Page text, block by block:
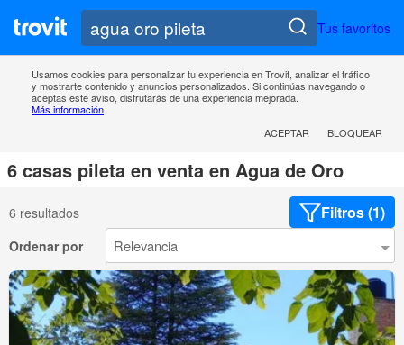
Tus favoritos
Usamos cookies para personalizar tu experiencia en Trovit, analizar el tráfico
y mostrarte contenido y anuncios personalizados. Si continúas navegando o
aceptas este aviso, disfrutarás de una experiencia mejorada.
Más información
ACEPTAR
BLOQUEAR
6 casas pileta en venta en Agua de Oro
6 resultados Filtros (1)
Ordenar por